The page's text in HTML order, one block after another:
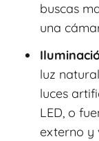
buscas
una
luz
luces
LED, o
externo y